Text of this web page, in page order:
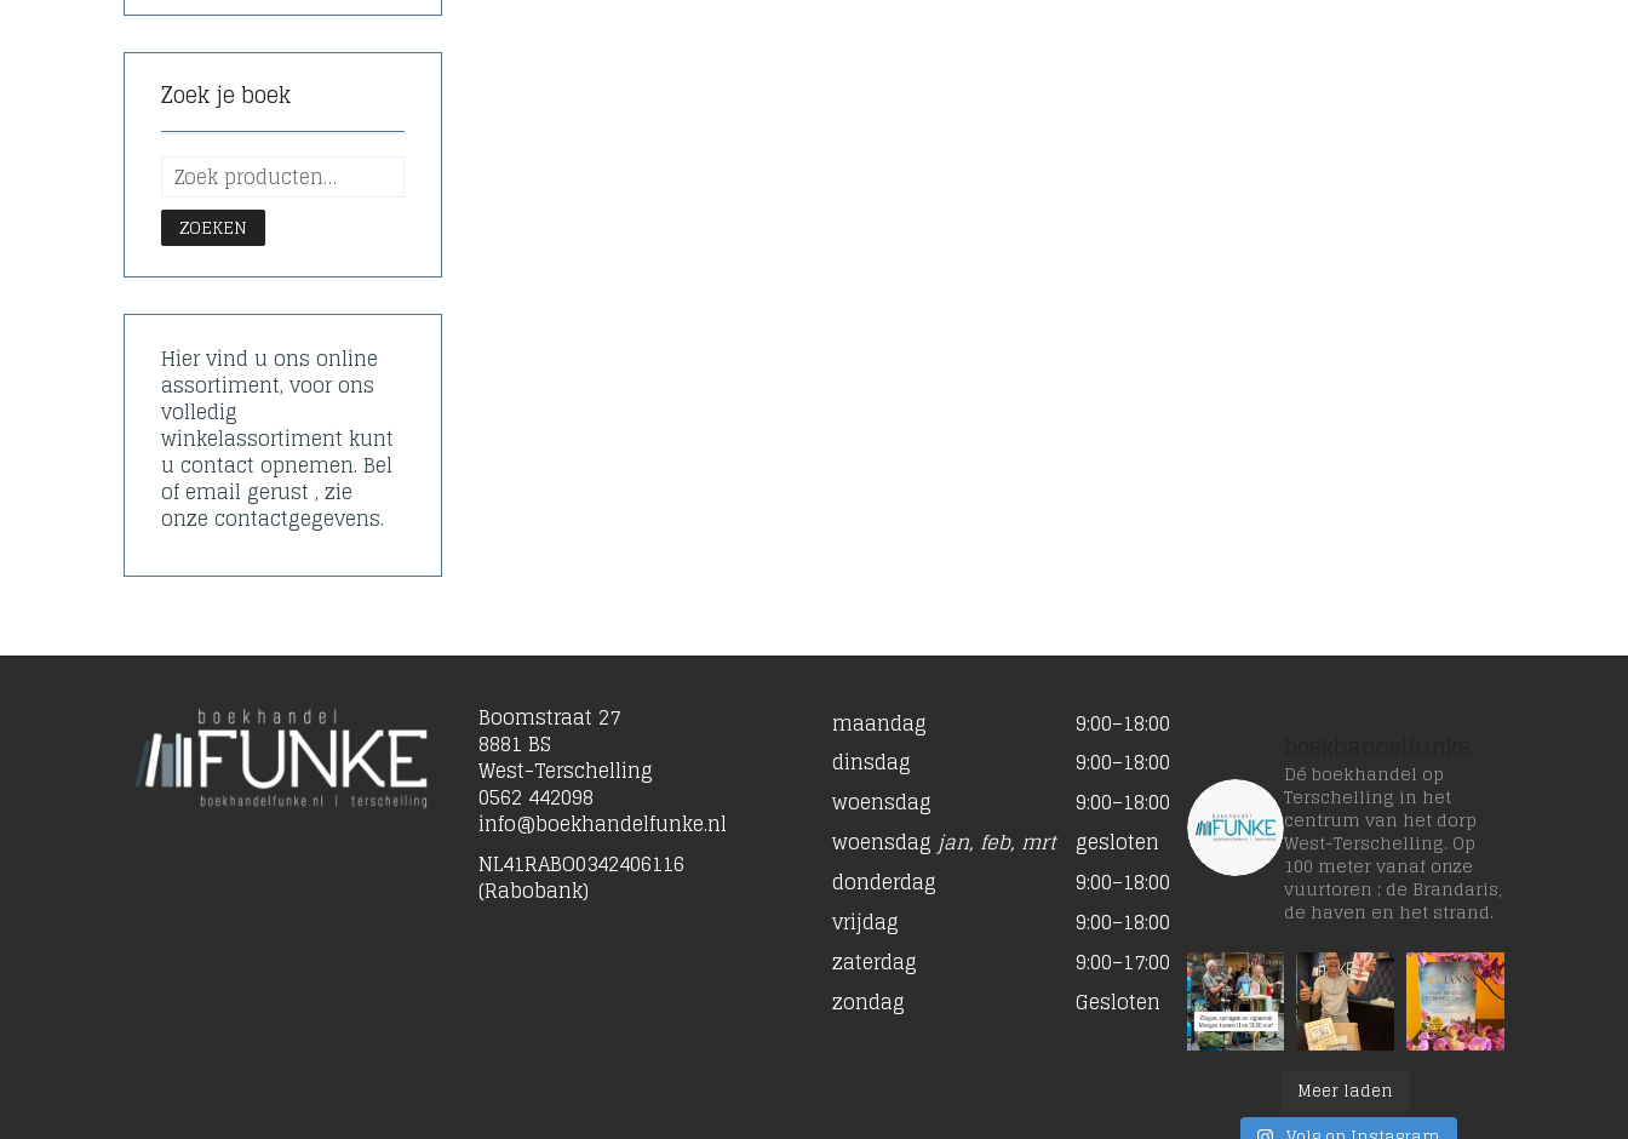
Zoek je boek
ZOEKEN
Hier vind u ons online
assortiment, voor ons
volledig
winkelassortiment kunt
u contact opnemen. Bel
of email gerust , zie
onze contactgegevens.
Boomstraat 27
8881 BS
West-Terschelling
0562 442098
info@boekhandelfunke.nl
NL41RABO0342406116
(Rabobank)
maandag
9:00–18:00
dinsdag
9:00–18:00
woensdag
9:00–18:00
woensdag jan, feb, mrt
gesloten
donderdag
9:00–18:00
vrijdag
9:00–18:00
zaterdag
9:00–17:00
zondag
Gesloten
Dé boekhandel op
Terschelling in het
centrum van het dorp
West-Terschelling. Op
100 meter vanaf onze
vuurtoren ; de Brandaris,
de haven en het strand.
Meer laden